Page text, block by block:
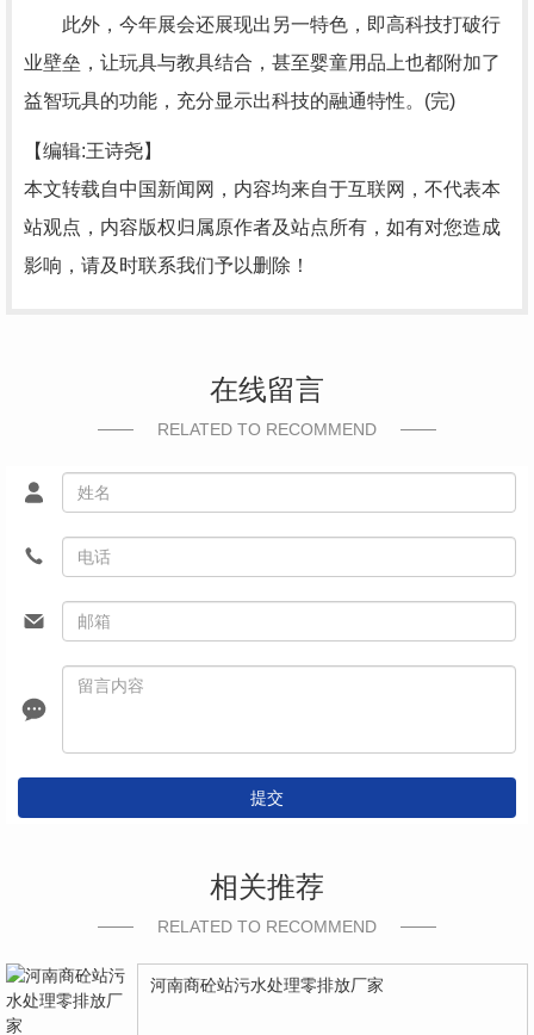
此外，今年展会还展现出另一特色，即高科技打破行
业壁垒，让玩具与教具结合，甚至婴童用品上也都附加了
益智玩具的功能，充分显示出科技的融通特性。(完)
【编辑:王诗尧】
本文转载自中国新闻网，内容均来自于互联网，不代表本
站观点，内容版权归属原作者及站点所有，如有对您造成
影响，请及时联系我们予以删除！
在线留言
RELATED TO RECOMMEND
提交
相关推荐
RELATED TO RECOMMEND
河南商砼站污水处理零排放厂家